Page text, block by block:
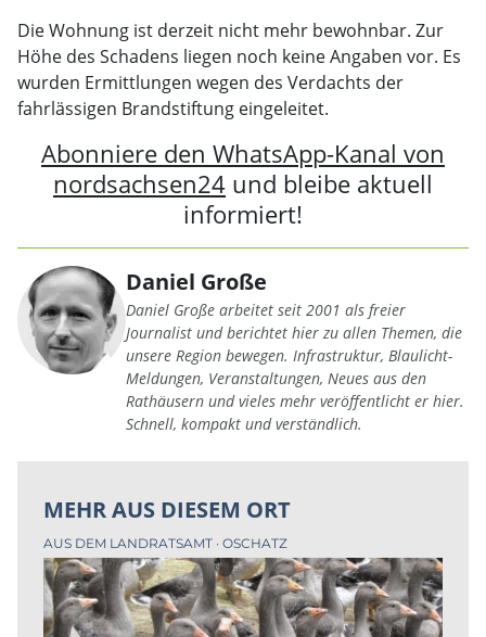
Die Wohnung ist derzeit nicht mehr bewohnbar. Zur
Höhe des Schadens liegen noch keine Angaben vor. Es
wurden Ermittlungen wegen des Verdachts der
fahrlässigen Brandstiftung eingeleitet.
Abonniere den WhatsApp-Kanal von
nordsachsen24 und bleibe aktuell
informiert!
Daniel Große
Daniel Große arbeitet seit 2001 als freier
Journalist und berichtet hier zu allen Themen, die
unsere Region bewegen. Infrastruktur, Blaulicht-
Meldungen, Veranstaltungen, Neues aus den
Rathäusern und vieles mehr veröffentlicht er hier.
Schnell, kompakt und verständlich.
MEHR AUS DIESEM ORT
AUS DEM LANDRATSAMT OSCHATZ